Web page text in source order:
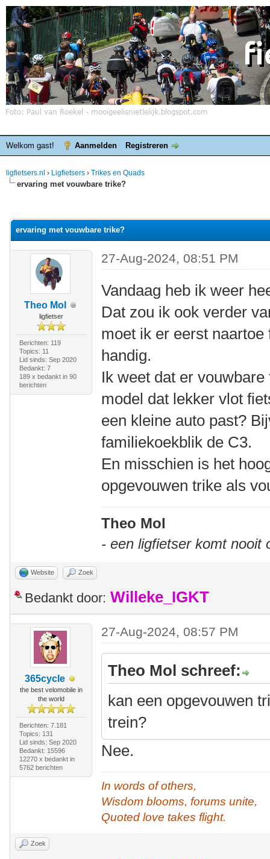
Welkom gast! Aanmelden Registreren
ligfietsers.nl › Ligfietsers › Trikes en Quads
ervaring met vouwbare trike?
ervaring met vouwbare trike?
Theo Mol
ligfietser
Berichten: 119
Topics: 11
Lid sinds: Sep 2020
Bedankt: 7
189 x bedankt in 90
berichten
27-Aug-2024, 08:51 PM
Vandaag heb ik weer
Dat zou ik ook verder
moet ik er eerst
handig.
Ik weet dat er
model dat lekker vlot
een kleine auto past?
familiekoekblik de C3.
En misschien is het
opgevouwen trike als
Theo Mol
- een ligfietser komt nooit
Website Zoek
Bedankt door: Willeke_IGKT
365cycle
the best velomobile in
the world
Berichten: 7.181
Topics: 131
Lid sinds: Sep 2020
Bedankt: 15596
12270 x bedankt in
5762 berichten
27-Aug-2024, 08:57 PM
Theo Mol schreef:
kan een opgevouwen
trein?
Nee.
In words of others,
Wisdom blooms, forums unite,
Quoted love takes flight.
Zoek